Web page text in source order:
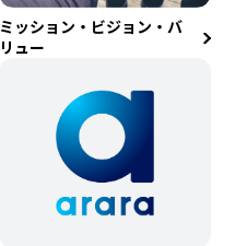
ミッション・ビジョン・バ
リュー